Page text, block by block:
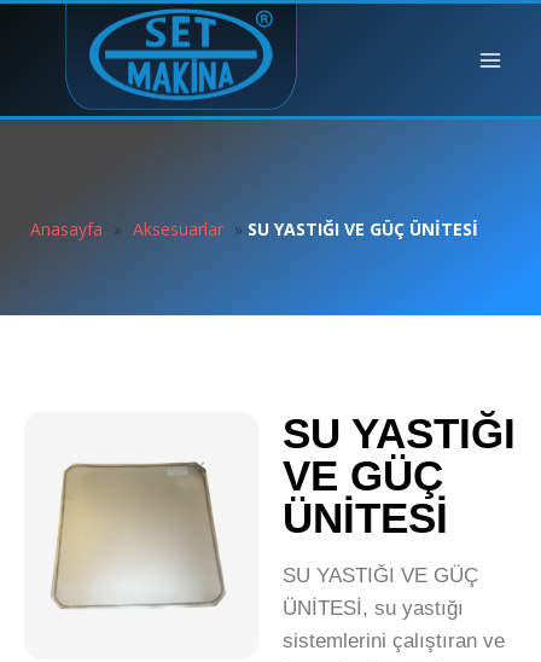
Anasayfa » Aksesuarlar » SU YASTIĞI VE GÜÇ ÜNİTESİ
SU YASTIĞI
VE GÜÇ
ÜNİTESİ
SU YASTIĞI VE GÜÇ
ÜNİTESİ, su yastığı
sistemlerini çalıştıran ve